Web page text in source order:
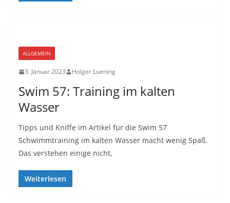
ALLGEMEIN
3. Januar 2023 Holger Luening
Swim 57: Training im kalten
Wasser
Tipps und Kniffe im Artikel für die Swim 57
Schwimmtraining im kalten Wasser macht wenig Spaß.
Das verstehen einige nicht,
Weiterlesen